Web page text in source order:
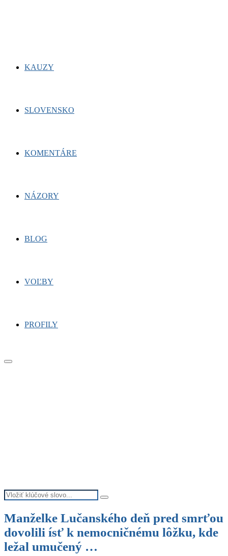
KAUZY
SLOVENSKO
KOMENTÁRE
NÁZORY
BLOG
VOĽBY
PROFILY
Primary
Search
for:
Search
Manželke Lučanského deň pred smrťou
dovolili ísť k nemocničnému lôžku, kde
ležal umučený …